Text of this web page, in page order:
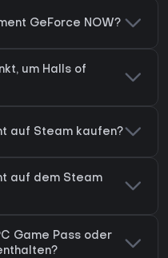
GeForce NOW?
um Halls of
auf Steam kaufen?
auf dem Steam
Game Pass oder